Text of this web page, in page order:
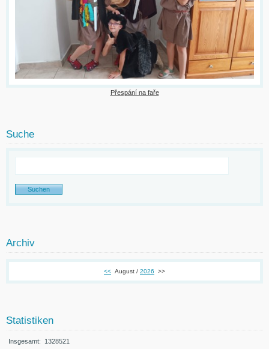
Přespání na faře
Suche
Archiv
<< August / 2026 >>
Statistiken
Insgesamt: 1328521